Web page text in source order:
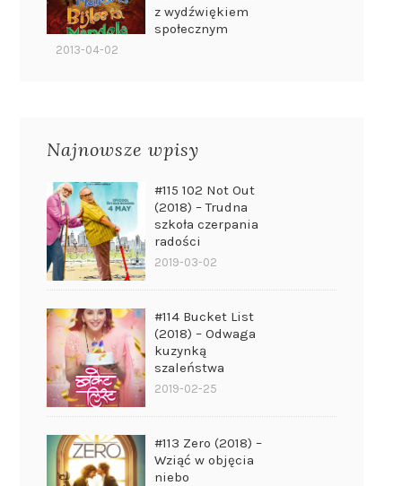
z wydźwiękiem
społecznym
2013-04-02
Najnowsze wpisy
#115 102 Not Out
(2018) – Trudna
szkoła czerpania
radości
2019-03-02
#114 Bucket List
(2018) – Odwaga
kuzynką
szaleństwa
2019-02-25
#113 Zero (2018) –
Wziąć w objęcia
niebo